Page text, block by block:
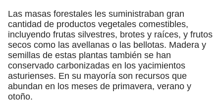
Las masas forestales les suministraban gran
cantidad de productos vegetales comestibles,
incluyendo frutas silvestres, brotes y raíces, y frutos
secos como las avellanas o las bellotas. Madera y
semillas de estas plantas también se han
conservado carbonizadas en los yacimientos
asturienses. En su mayoría son recursos que
abundan en los meses de primavera, verano y
otoño.